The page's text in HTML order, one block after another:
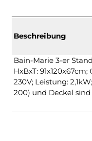
Beschreibung
Bain-Marie 3-er
HxBxT: 91x120x67cm;
230V; Leistung:
200) und Deckel